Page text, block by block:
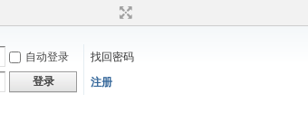
自动登录
找回密码
登录 注册